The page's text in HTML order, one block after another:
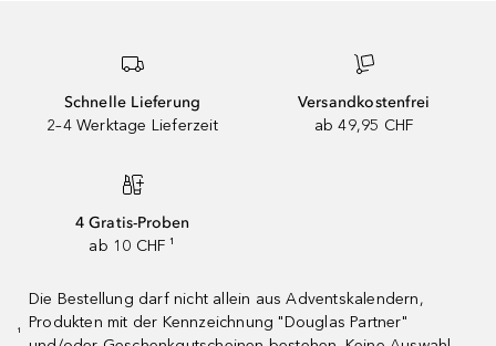
Schnelle Lieferung
2–4 Werktage Lieferzeit
Versandkostenfrei
ab 49,95 CHF
4 Gratis-Proben
ab 10 CHF ¹
¹
Die Bestellung darf nicht allein aus Adventskalendern,
Produkten mit der Kennzeichnung "Douglas Partner"